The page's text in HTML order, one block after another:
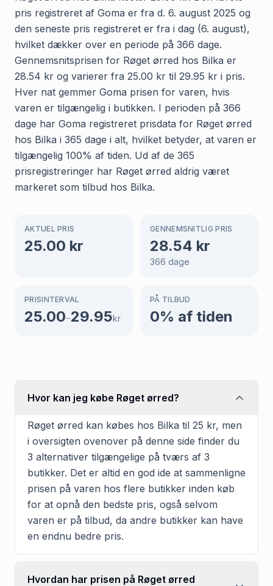
pris registreret af Goma er fra d. 6. august 2025 og
den seneste pris registreret er fra i dag (6. august),
hvilket dækker over en periode på 366 dage.
Gennemsnitsprisen for Røget ørred hos Bilka er
28.54 kr og varierer fra 25.00 kr til 29.95 kr i pris.
Hver nat gemmer Goma prisen for varen, hvis
varen er tilgængelig i butikken. I perioden på 366
dage har Goma registreret prisdata for Røget ørred
hos Bilka i 365 dage i alt, hvilket betyder, at varen er
tilgængelig 100% af tiden. Ud af de 365
prisregistreringer har Røget ørred aldrig været
markeret som tilbud hos Bilka.
AKTUEL PRIS
25.00 kr
GENNEMSNITLIG PRIS
28.54 kr
366 dage
PRISINTERVAL
25.00–29.95kr
PÅ TILBUD
0% af tiden
Hvor kan jeg købe Røget ørred?
Røget ørred kan købes hos Bilka til 25 kr, men
i oversigten ovenover på denne side finder du
3 alternativer tilgængelige på tværs af 3
butikker. Det er altid en god ide at sammenligne
prisen på varen hos flere butikker inden køb
for at opnå den bedste pris, også selvom
varen er på tilbud, da andre butikker kan have
en endnu bedre pris.
Hvordan har prisen på Røget ørred